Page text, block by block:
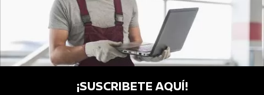
¡SUSCRIBETE AQUÍ!